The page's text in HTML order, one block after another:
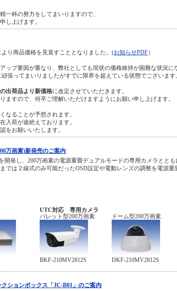
一杯の努力をしてまいりますので、
し上げます。
り商品価格を見直すこととなりました。 (お知らせPDF）
ップ要因が重なり、弊社としても現状の価格維持が困難な状況に
張ってまいりましたがすでに限界を超えている状態でございます
出荷品より新価格に改定させていただきます。
ますので、何卒ご理解いただけますようにお願い申し上げます。
なることが予想されます。
入荷が途絶えております。
をお願いいたします。
万画素)新発売のご案内
開発し、200万画素の電源重畳デュアルモードの専用カメラととも
では２線式のみ可能だったOSD設定や電動レンズの調整を電源重
UTC対応 専用カメラ
バレット型200万画素 ドーム型200万画素
BKF-210MV2812S DKF-210MV2812S
ションボックス「JC-B01」のご案内